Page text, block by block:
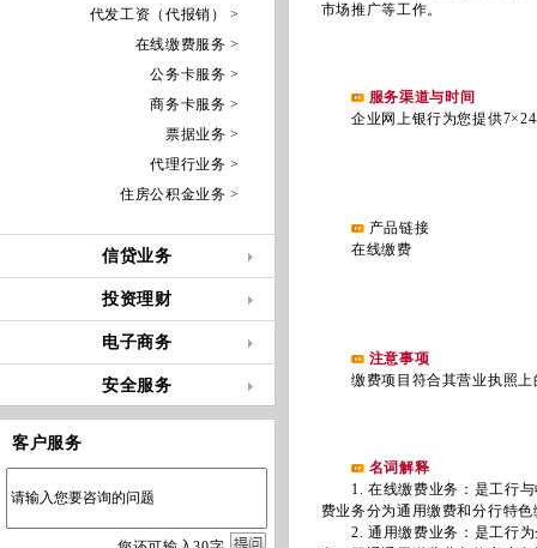
代发工资（代报销） >
在线缴费服务 >
公务卡服务 >
商务卡服务 >
票据业务 >
代理行业务 >
住房公积金业务 >
信贷业务
投资理财
电子商务
安全服务
客户服务
市场推广等工作。
服务渠道与时间
企业网上银行为您提供7×24
产品链接
在线缴费
注意事项
缴费项目符合其营业执照上
名词解释
1. 在线缴费业务：是工行
费业务分为通用缴费和分行特色
2. 通用缴费业务：是工行为